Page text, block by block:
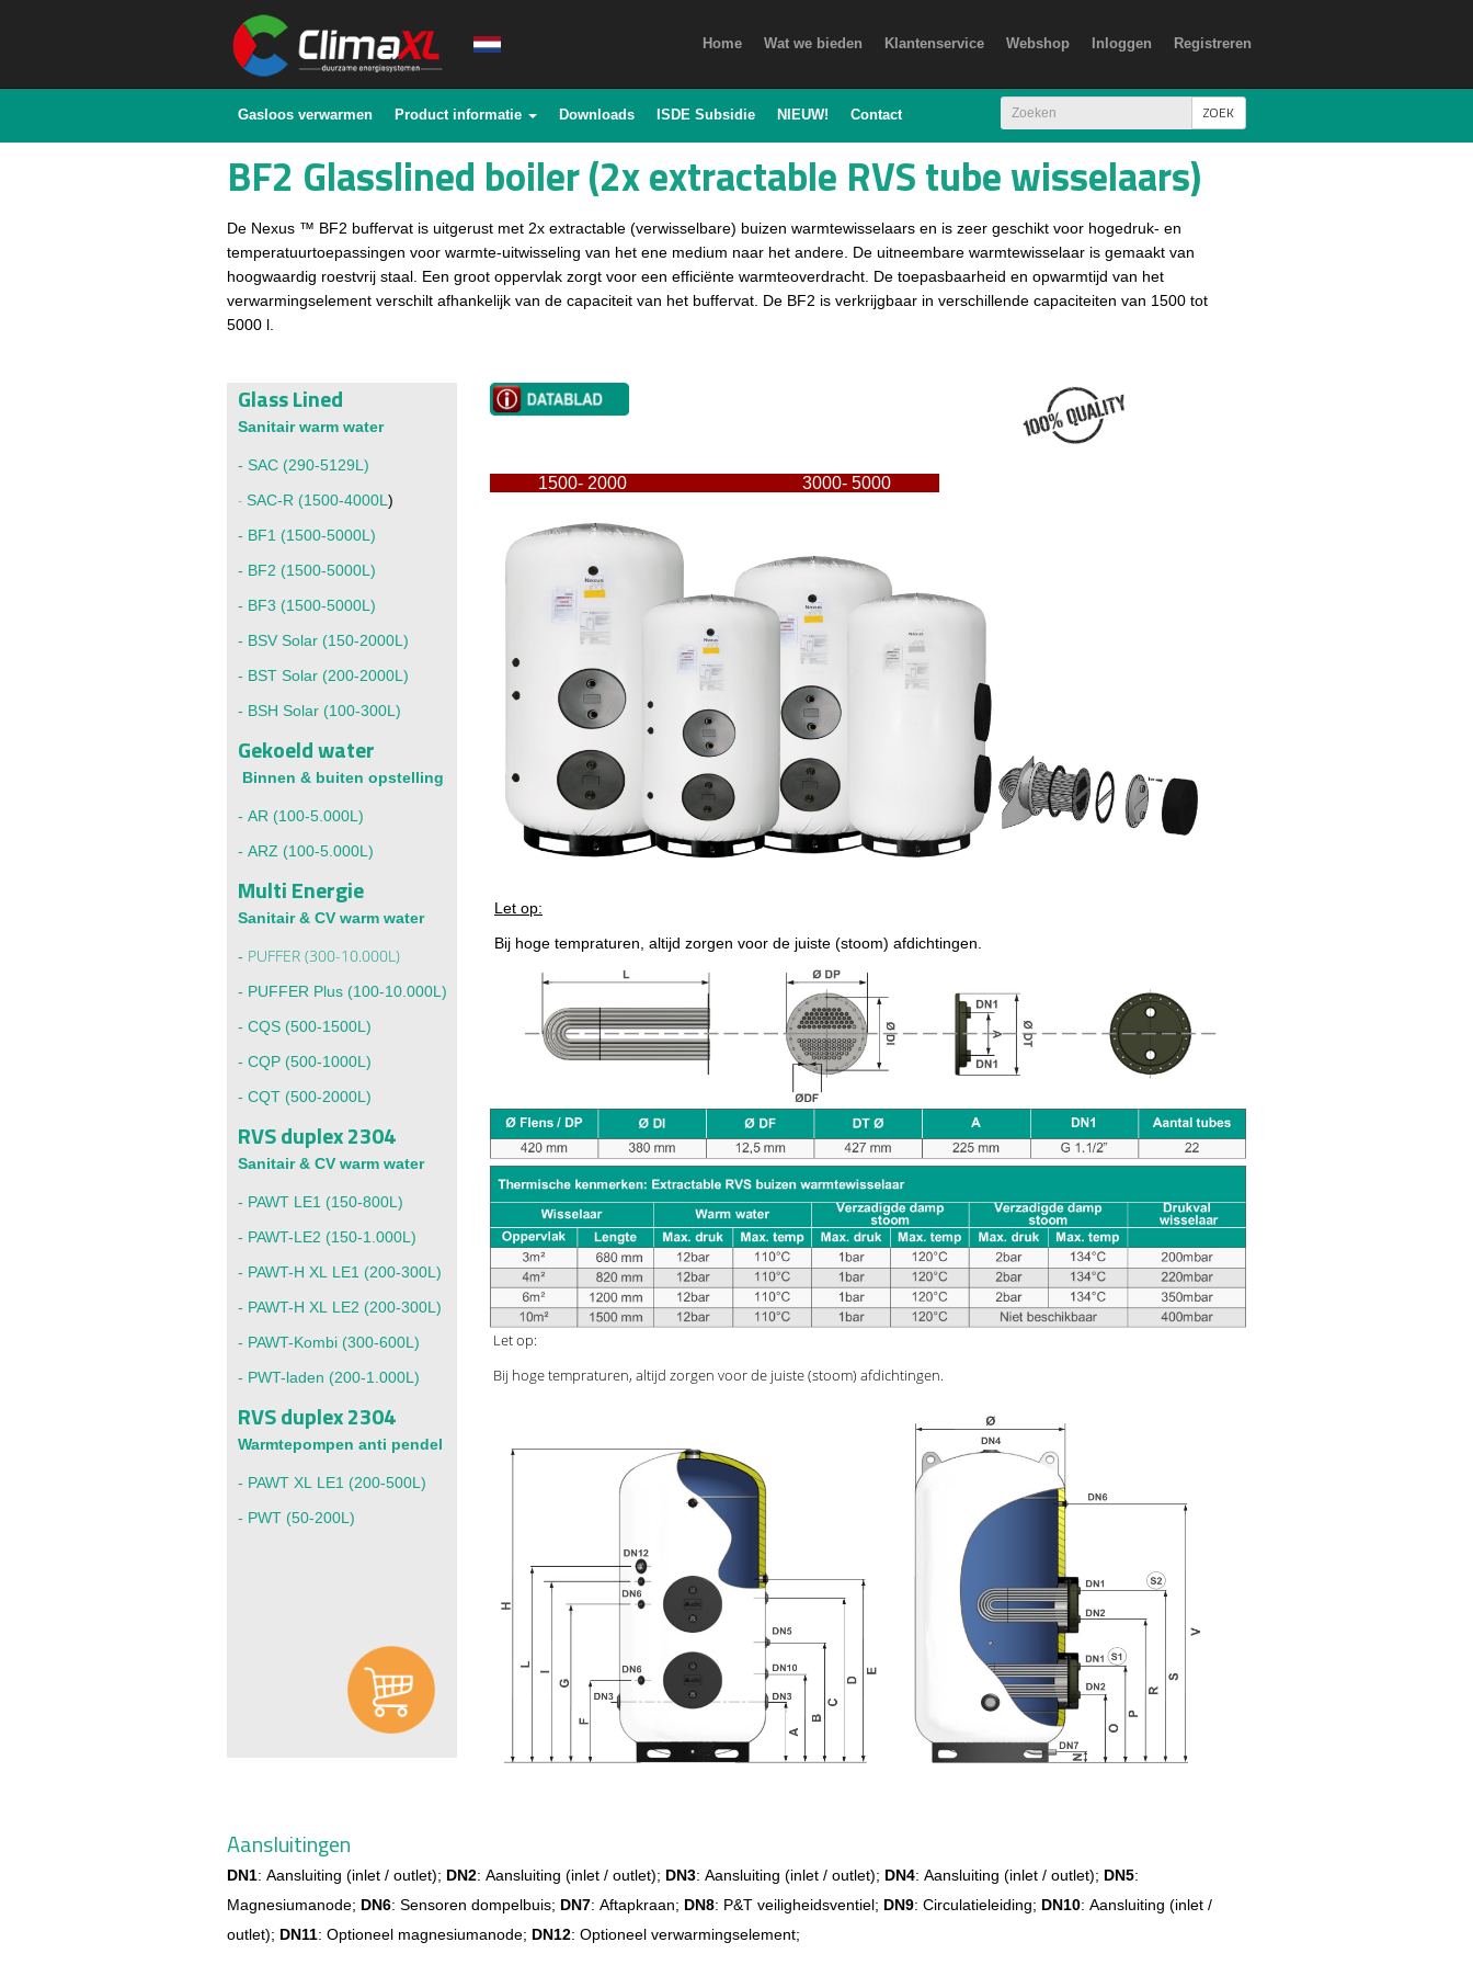
Home Wat we bieden Klantenservice Webshop Inloggen Registreren
Gasloos verwarmen Product informatie Downloads ISDE Subsidie NIEUW! Contact ZOEK
BF2 Glasslined boiler (2x extractable RVS tube wisselaars)
De Nexus ™ BF2 buffervat is uitgerust met 2x extractable (verwisselbare) buizen warmtewisselaars en is zeer geschikt voor hogedruk- en
temperatuurtoepassingen voor warmte-uitwisseling van het ene medium naar het andere. De uitneembare warmtewisselaar is gemaakt van
hoogwaardig roestvrij staal. Een groot oppervlak zorgt voor een efficiënte warmteoverdracht. De toepasbaarheid en opwarmtijd van het
verwarmingselement verschilt afhankelijk van de capaciteit van het buffervat. De BF2 is verkrijgbaar in verschillende capaciteiten van 1500 tot
5000 l.
Glass Lined
Sanitair warm water
- SAC (290-5129L)
- SAC-R (1500-4000L )
- BF1 (1500-5000L)
- BF2 (1500-5000L)
- BF3 (1500-5000L)
- BSV Solar (150-2000L)
- BST Solar (200-2000L)
- BSH Solar (100-300L)
Gekoeld water
Binnen & buiten opstelling
- AR (100-5.000L)
- ARZ (100-5.000L)
Multi Energie
Sanitair & CV warm water
- PUFFER (300-10.000L)
- PUFFER Plus (100-10.000L)
- CQS (500-1500L)
- CQP (500-1000L)
- CQT (500-2000L)
RVS duplex 2304
Sanitair & CV warm water
- PAWT LE1 (150-800L)
- PAWT-LE2 (150-1.000L)
- PAWT-H XL LE1 (200-300L)
- PAWT-H XL LE2 (200-300L)
- PAWT-Kombi (300-600L)
- PWT-laden (200-1.000L)
RVS duplex 2304
Warmtepompen anti pendel
- PAWT XL LE1 (200-500L)
- PWT (50-200L)
1500- 2000 3000- 5000
Let op:
Bij hoge tempraturen, altijd zorgen voor de juiste (stoom) afdichtingen.
Let op:
Bij hoge tempraturen, altijd zorgen voor de juiste (stoom) afdichtingen.
Aansluitingen
DN1: Aansluiting (inlet / outlet); DN2: Aansluiting (inlet / outlet); DN3: Aansluiting (inlet / outlet); DN4: Aansluiting (inlet / outlet); DN5:
Magnesiumanode; DN6: Sensoren dompelbuis; DN7: Aftapkraan; DN8: P&T veiligheidsventiel; DN9: Circulatieleiding; DN10: Aansluiting (inlet /
outlet); DN11: Optioneel magnesiumanode; DN12: Optioneel verwarmingselement;